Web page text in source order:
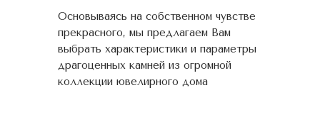
Основываясь на собственном чувстве
прекрасного, мы предлагаем Вам
выбрать характеристики и параметры
драгоценных камней из огромной
коллекции ювелирного дома